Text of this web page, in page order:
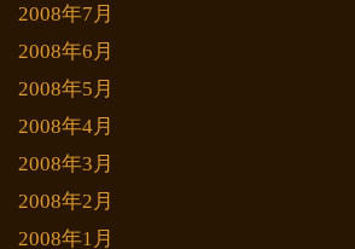
2008年7月
2008年6月
2008年5月
2008年4月
2008年3月
2008年2月
2008年1月